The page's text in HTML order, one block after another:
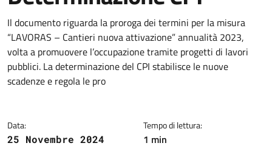
Dettagli del documento
Il documento riguarda la proroga dei termini per la misura
“LAVORAS – Cantieri nuova attivazione” annualità 2023,
volta a promuovere l’occupazione tramite progetti di lavori
pubblici. La determinazione del CPI stabilisce le nuove
scadenze e regola le pro
Data:
25 Novembre 2024
Tempo di lettura:
1 min